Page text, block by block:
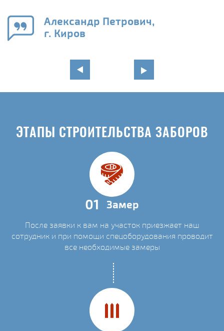
Александр Петрович,
г. Киров
ЭТАПЫ СТРОИТЕЛЬСТВА ЗАБОРОВ
01 Замер
После заявки к вам на участок приезжает наш
сотрудник и при помощи спецоборудования проводит
все необходимые замеры